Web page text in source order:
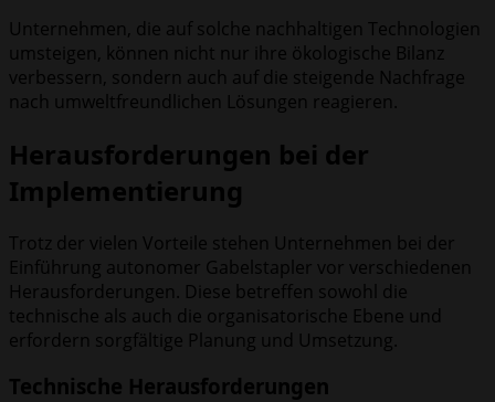
Unternehmen, die auf solche nachhaltigen Technologien
umsteigen, können nicht nur ihre ökologische Bilanz
verbessern, sondern auch auf die steigende Nachfrage
nach umweltfreundlichen Lösungen reagieren.
Herausforderungen bei der
Implementierung
Trotz der vielen Vorteile stehen Unternehmen bei der
Einführung autonomer Gabelstapler vor verschiedenen
Herausforderungen. Diese betreffen sowohl die
technische als auch die organisatorische Ebene und
erfordern sorgfältige Planung und Umsetzung.
Technische Herausforderungen